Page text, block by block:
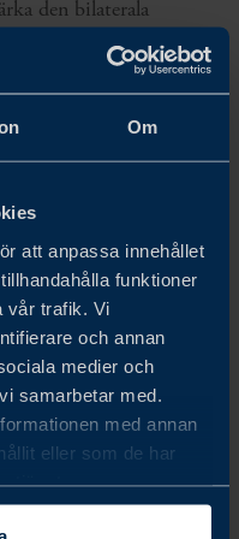
Om
att anpassa innehållet
funktioner
vår trafik. Vi
och annan
medier och
samarbetar med.
med annan
eller som de har
tjänster.
den bilaterala
mellan
uppskattning till alla
on
Twitter